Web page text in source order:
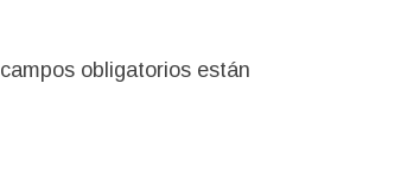
obligatorios están